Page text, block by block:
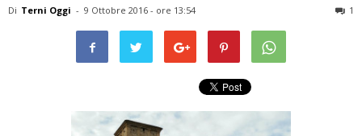
Di Terni Oggi - 9 Ottobre 2016 - ore 13:54 1